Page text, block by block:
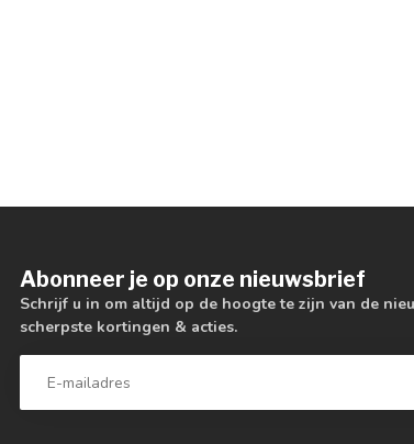
Abonneer je op onze nieuwsbrief
Schrijf u in om altijd op de hoogte te zijn van de
scherpste kortingen & acties.